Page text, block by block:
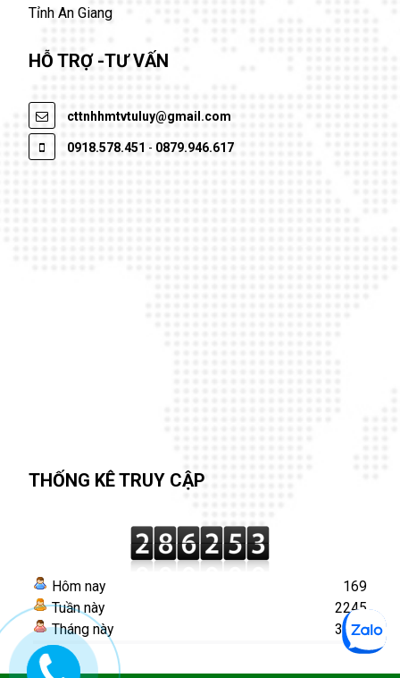
Tỉnh An Giang
HỖ TRỢ -TƯ VẤN
cttnhhmtvtuluy@gmail.com
0918.578.451 - 0879.946.617
THỐNG KÊ TRUY CẬP
Hôm nay
Tuần này
Tháng này
169
2245
3445